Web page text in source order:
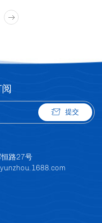
提交
恒路27号